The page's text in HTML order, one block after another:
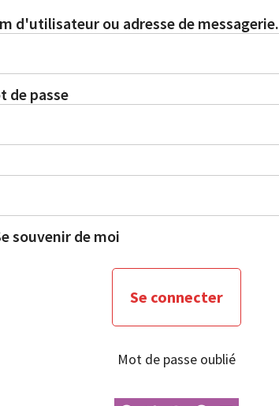
d'utilisateur ou adresse de messagerie.
de passe
souvenir de moi
Mot de passe oublié